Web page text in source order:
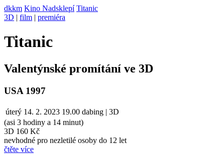
dkkm Kino Nadsklepí Titanic
3D | film | premiéra
Titanic
Valentýnské promítání ve 3D
USA 1997
úterý 14. 2. 2023 19.00 dabing | 3D
(asi 3 hodiny a 14 minut)
3D 160 Kč
nevhodné pro nezletilé osoby do 12 let
čtěte více